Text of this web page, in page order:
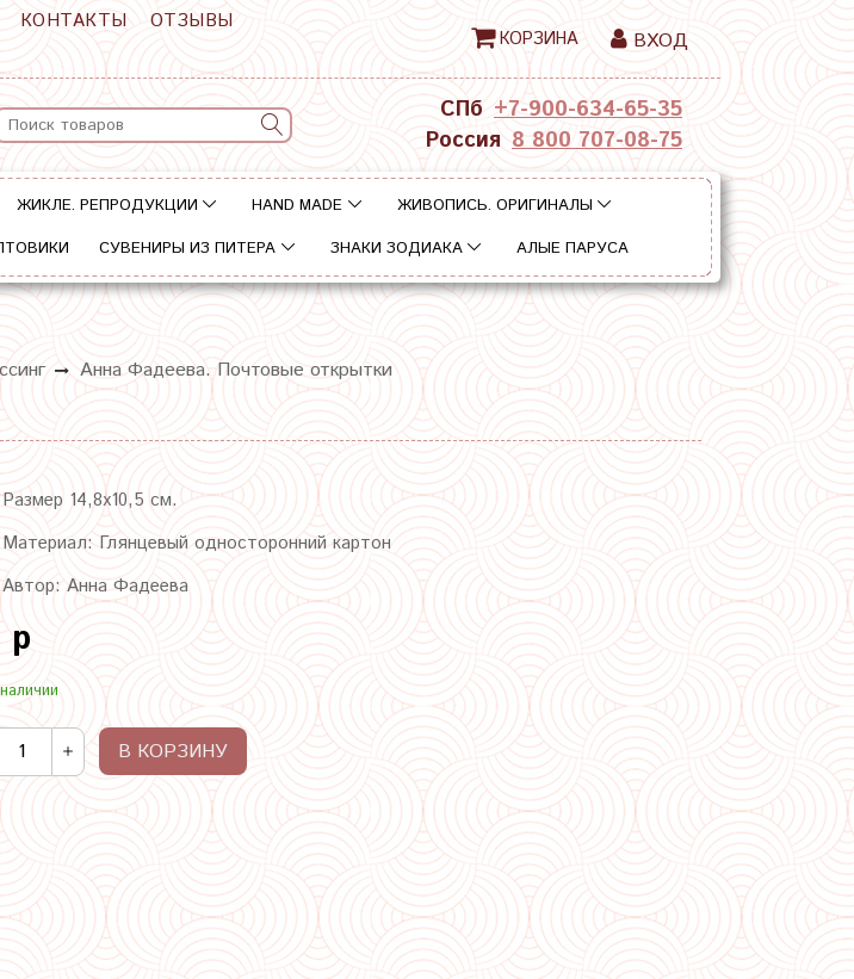
КОНТАКТЫ
ОТЗЫВЫ
КОРЗИНА ВХОД
СПб +7-900-634-65-35
Россия 8 800 707-08-75
ЖИКЛЕ. РЕПРОДУКЦИИ HAND MADE
ЖИВОПИСЬ. ОРИГИНАЛЫ
СУВЕНИРЫ ИЗ ПИТЕРА ЗНАКИ ЗОДИАКА АЛЫЕ ПАРУСА
Анна Фадеева. Почтовые открытки
Размер 14,8х10,5 см.
Материал: Глянцевый односторонний картон
Автор: Анна Фадеева
р
В КОРЗИНУ